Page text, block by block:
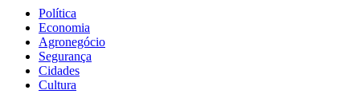
Política
Economia
Agronegócio
Segurança
Cidades
Cultura